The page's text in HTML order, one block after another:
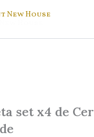
set x4 de